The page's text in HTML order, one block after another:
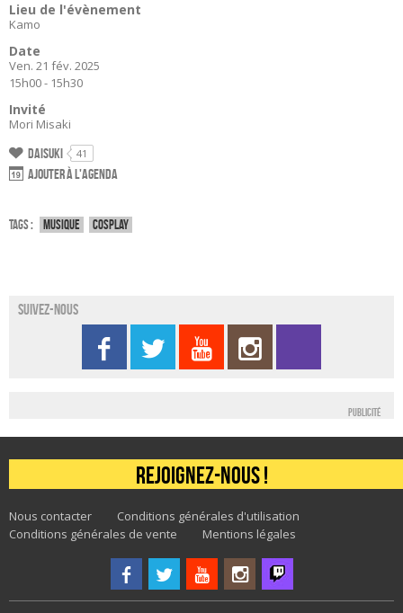
Lieu de l'évènement
Kamo
Date
Ven. 21 fév. 2025
15h00 - 15h30
Invité
Mori Misaki
Daisuki 41
Ajouter à l'agenda
Tags : Musique Cosplay
Suivez-nous
Publicité
Rejoignez-nous !
Nous contacter
Conditions générales d'utilisation
Conditions générales de vente
Mentions légales